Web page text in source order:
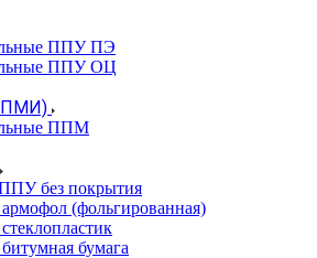
ППУ ПЭ
ППУ ОЦ
ППМ
без покрытия
(фольгированная)
бумага